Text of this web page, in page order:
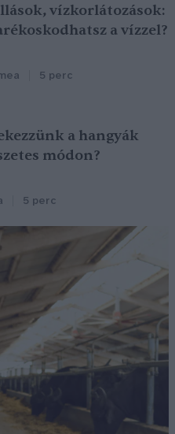
vízkorlátozások:
a vízzel?
5 perc
a hangyák
módon?
5 perc